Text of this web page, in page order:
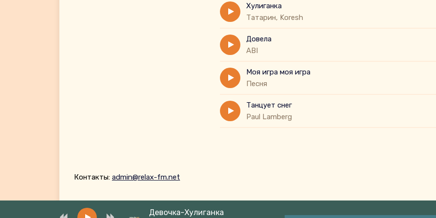
Хулиганка
Татарин, Koresh
Довела
ABI
Моя игра моя игра
Песня
Танцует снег
Paul Lamberg
Контакты: admin@relax-fm.net
Девочка-Хулиганка